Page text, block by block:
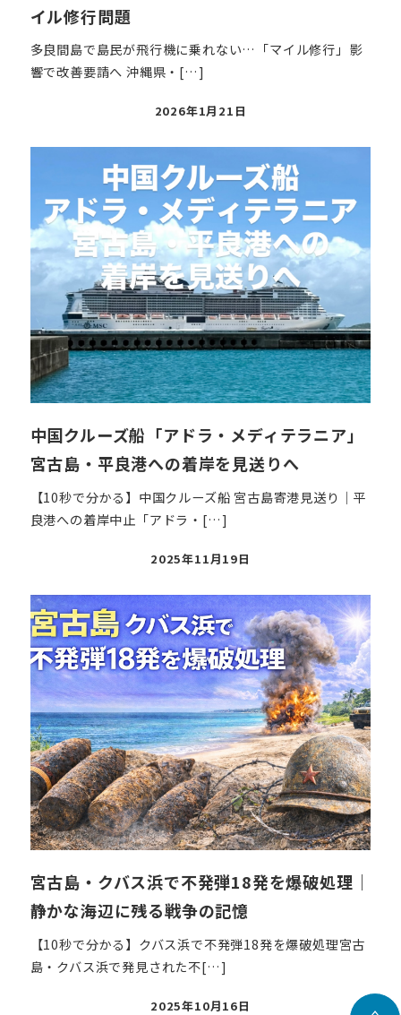
イル修行問題
多良間島で島民が飛行機に乗れない…「マイル修行」影
響で改善要請へ 沖縄県・[…]
投
日
2026年1月21日
中国クルーズ船「アドラ・メディテラニア」
宮古島・平良港への着岸を見送りへ
【10秒で分かる】中国クルーズ船 宮古島寄港見送り｜平
良港への着岸中止「アドラ・[…]
投
日
2025年11月19日
宮古島・クバス浜で不発弾18発を爆破処理｜
静かな海辺に残る戦争の記憶
【10秒で分かる】クバス浜で不発弾18発を爆破処理宮古
島・クバス浜で発見された不[…]
投
2025年10月16日